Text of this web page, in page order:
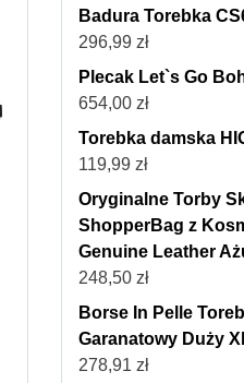
Badura Torebka
296,99 zł
Plecak Let`s Go
654,00 zł
Torebka damska
119,99 zł
Oryginalne Torby
ShopperBag z
Genuine Leather
248,50 zł
Borse In Pelle
Garanatowy Duży
278,91 zł